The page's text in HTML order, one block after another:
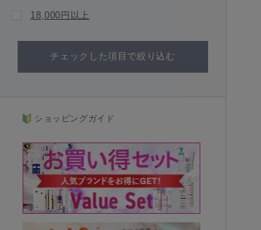
SKIN52&CO（スキン52）
18,000円以上
チェックした項目で絞り込む
ショッピングガイド